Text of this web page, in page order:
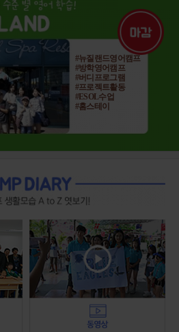
#뉴질랜드영어캠프
#방학영어캠프
#버디프로그램
#프로젝트활동
#ESOL수업
#홈스테이